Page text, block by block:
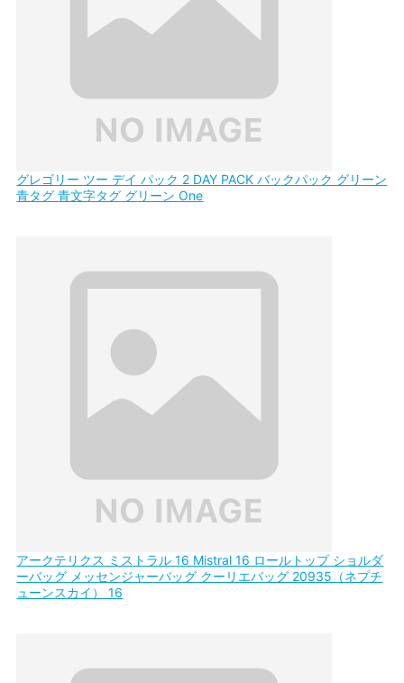
グレゴリー ツー デイ パック 2 DAY PACK バックパック グリーン
青タグ 青文字タグ グリーン One
アークテリクス ミストラル 16 Mistral 16 ロールトップ ショルダ
ーバッグ メッセンジャーバッグ クーリエバッグ 20935（ネプチ
ューンスカイ） 16